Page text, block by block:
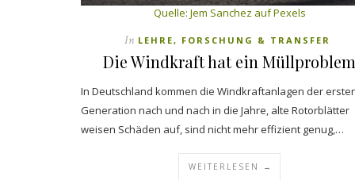
Quelle: Jem Sanchez auf Pexels
In LEHRE, FORSCHUNG & TRANSFER
Die Windkraft hat ein Müllproblem
In Deutschland kommen die Windkraftanlagen der
Generation nach und nach in die Jahre, alte Rotorblätter
weisen Schäden auf, sind nicht mehr effizient genug,…
WEITERLESEN →